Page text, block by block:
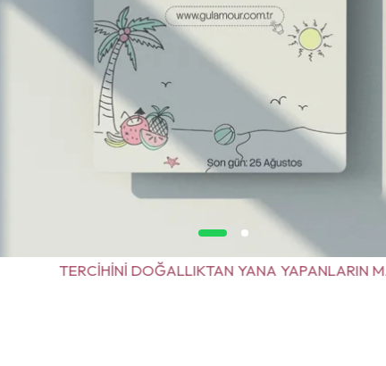
DOĞALLIKTAN YANA YAPANLARIN MARKASI